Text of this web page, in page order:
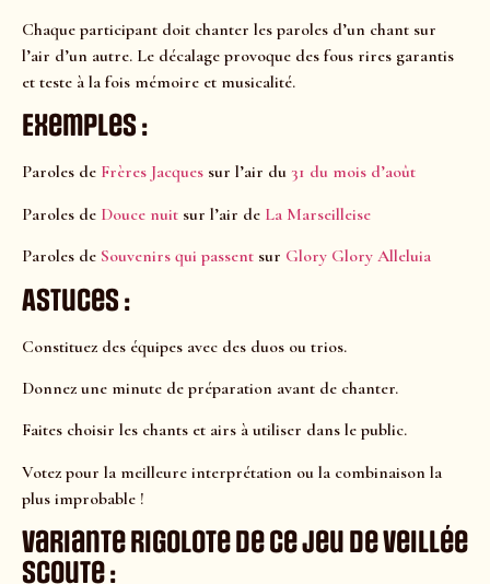
Chaque participant doit chanter les paroles d’un chant sur
l’air d’un autre. Le décalage provoque des fous rires garantis
et teste à la fois mémoire et musicalité.
Exemples :
Paroles de Frères Jacques sur l’air du 31 du mois d’août
Paroles de Douce nuit sur l’air de La Marseilleise
Paroles de Souvenirs qui passent sur Glory Glory Alleluia
Astuces :
Constituez des équipes avec des duos ou trios.
Donnez une minute de préparation avant de chanter.
Faites choisir les chants et airs à utiliser dans le public.
Votez pour la meilleure interprétation ou la combinaison la
plus improbable !
Variante rigolote de ce jeu de veillée
scoute :